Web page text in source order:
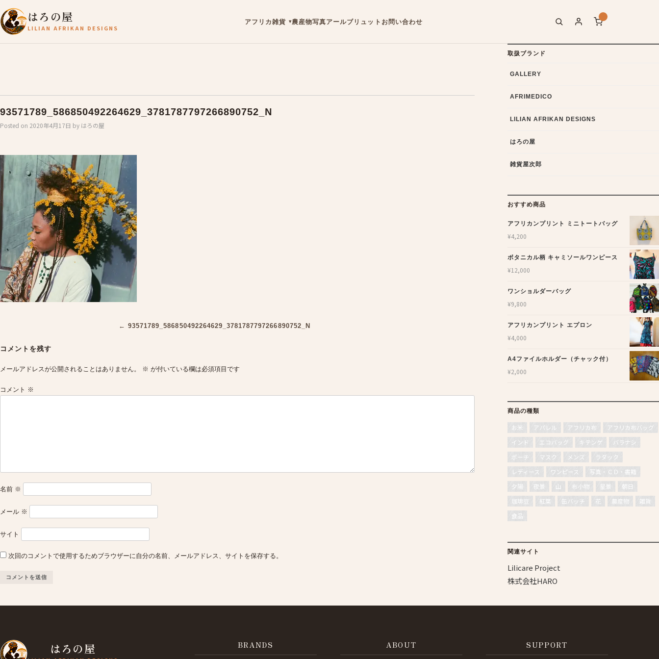
はろの屋
LILIAN AFRIKAN DESIGNS
アフリカ雑貨 農産物写真アールブリュット お問い合わせ
93571789_586850492264629_3781787797266890752_N
Posted on 2020年4月17日 by はろの屋
← 93571789_586850492264629_3781787797266890752_N
コメントを残す
メールアドレスが公開されることはありません。 ※ が付いている欄は必須項目です
コメント ※
名前 ※
メール ※
サイト
次回のコメントで使用するためブラウザーに自分の名前、メールアドレス、サイトを保存する。
取扱ブランド
GALLERY
AFRIMEDICO
LILIAN AFRIKAN DESIGNS
はろの屋
雑貨屋次郎
おすすめ商品
アフリカンプリント ミニトートバッグ
¥4,200
ボタニカル柄 キャミソールワンピース
¥12,000
ワンショルダーバッグ
¥9,800
アフリカンプリント エプロン
¥4,000
A4ファイルホルダー（チャック付）
¥2,000
商品の種類
お米 アパレル アフリカ布
アフリカ布バッグ
インド
エコバッグ キテンゲ
バラナシ
ポーチ
マスク メンズ
ラダック
レディース
ワンピース
写真・ＣＤ・書籍
夕陽
夜景 山 布小物 星景
朝日
珈琲豆
紅葉 缶バッチ 花 農産物
雑貨
食品
関連サイト
Lilicare Project
株式会社HARO
はろの屋 BRANDS ABOUT SUPPORT